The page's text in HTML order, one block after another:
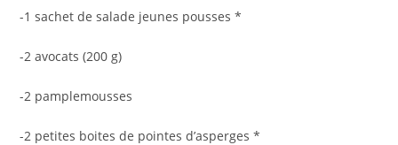
-1 sachet de salade jeunes pousses *
-2 avocats (200 g)
-2 pamplemousses
-2 petites boites de pointes d’asperges *